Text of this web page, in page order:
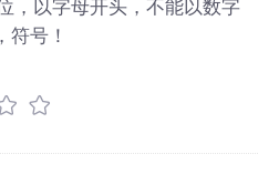
，以字母开头，不能以数字
符号！